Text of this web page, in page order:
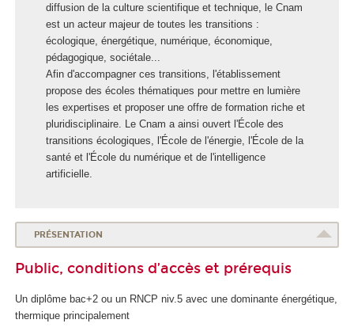
c
o
l
e
E
n
e
r
g
i
e
diffusion de la culture scientifique et technique, le Cnam
est un acteur majeur de toutes les transitions :
écologique, énergétique, numérique, économique,
pédagogique, sociétale...
Afin d'accompagner ces transitions, l'établissement
propose des écoles thématiques pour mettre en lumière
les expertises et proposer une offre de formation riche et
pluridisciplinaire. Le Cnam a ainsi ouvert l'École des
transitions écologiques, l'École de l'énergie, l'École de la
santé et l'École du numérique et de l'intelligence
artificielle.
PRÉSENTATION
Public, conditions d’accès et prérequis
Un diplôme bac+2 ou un RNCP niv.5 avec une dominante énergétique,
thermique principalement